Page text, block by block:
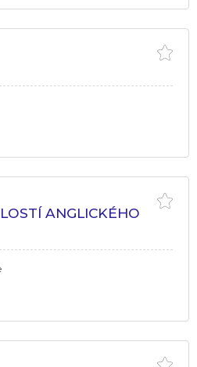
ANGLICKÉHO